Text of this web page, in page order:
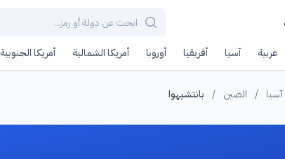
عربية آسيا أفريقيا أوروبا أمريكا الشمالية أمريكا الجنوبية
آسيا / الصين / بانتشيهوا